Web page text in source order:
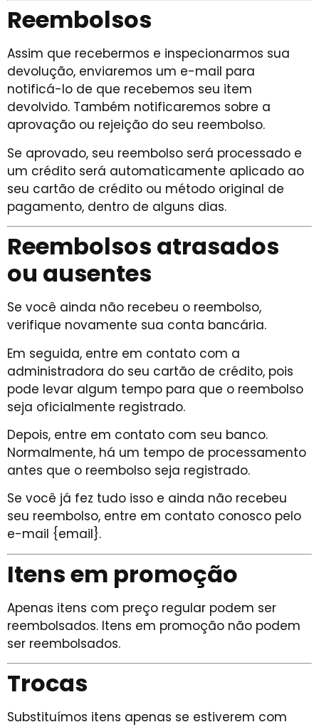
Reembolsos
Assim que recebermos e inspecionarmos sua
devolução, enviaremos um e-mail para
notificá-lo de que recebemos seu item
devolvido. Também notificaremos sobre a
aprovação ou rejeição do seu reembolso.
Se aprovado, seu reembolso será processado e
um crédito será automaticamente aplicado ao
seu cartão de crédito ou método original de
pagamento, dentro de alguns dias.
Reembolsos atrasados
ou ausentes
Se você ainda não recebeu o reembolso,
verifique novamente sua conta bancária.
Em seguida, entre em contato com a
administradora do seu cartão de crédito, pois
pode levar algum tempo para que o reembolso
seja oficialmente registrado.
Depois, entre em contato com seu banco.
Normalmente, há um tempo de processamento
antes que o reembolso seja registrado.
Se você já fez tudo isso e ainda não recebeu
seu reembolso, entre em contato conosco pelo
e-mail {email}.
Itens em promoção
Apenas itens com preço regular podem ser
reembolsados. Itens em promoção não podem
ser reembolsados.
Trocas
Substituímos itens apenas se estiverem com